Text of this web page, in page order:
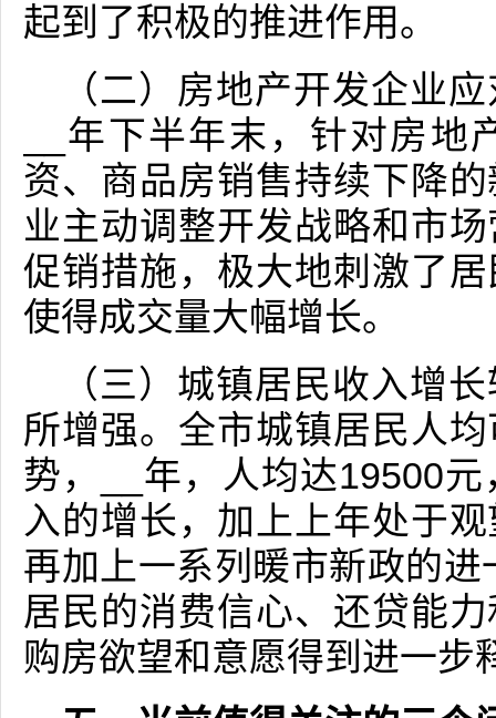
起到了积极的推进作用。
（二）房地产开发企业
__年下半年末，针对房
资、商品房销售持续下降
业主动调整开发战略和市
促销措施，极大地刺激了
使得成交量大幅增长。
（三）城镇居民收入增
所增强。全市城镇居民人
势，__年，人均达19500
入的增长，加上上年处于
再加上一系列暖市新政的
居民的消费信心、还贷能
购房欲望和意愿得到进一步